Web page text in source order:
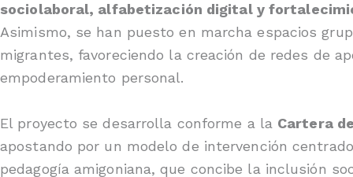
sociolaboral, alfabetización digital y
Asimismo, se han puesto en marcha espacios
migrantes, favoreciendo la creación de redes de
empoderamiento personal.
El proyecto se desarrolla conforme a la Cartera
apostando por un modelo de intervención
pedagogía amigoniana, que concibe la inclusión